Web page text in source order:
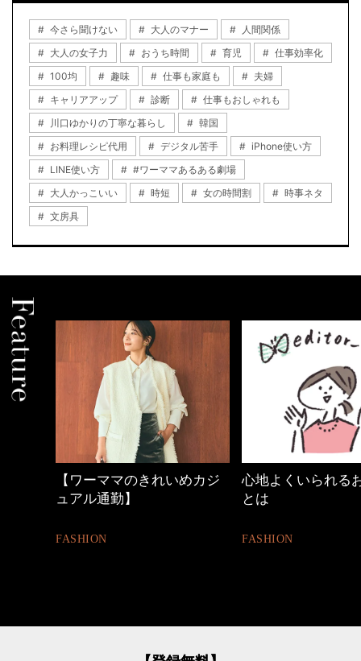
今さら聞けない 大人のマナー
人間関係
大人の女子力
おうち時間 育児
仕事効率化
100均
趣味 仕事も家庭も
夫婦
キャリアアップ
診断
仕事もおしゃれも
川口ゆかりの丁寧な暮らし
韓国
お料理レシピ代用
デジタル苦手
iPhone使い方
LINE使い方
#ワーママあるある劇場
大人かっこいい
時短 女の時間割
時事ネタ
文房具
【ワーママのきれいめカジ
ュアル通勤】
FASHION
心地よくいられる
とは
FASHION